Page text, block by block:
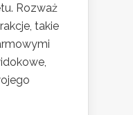
Rozważ
takie